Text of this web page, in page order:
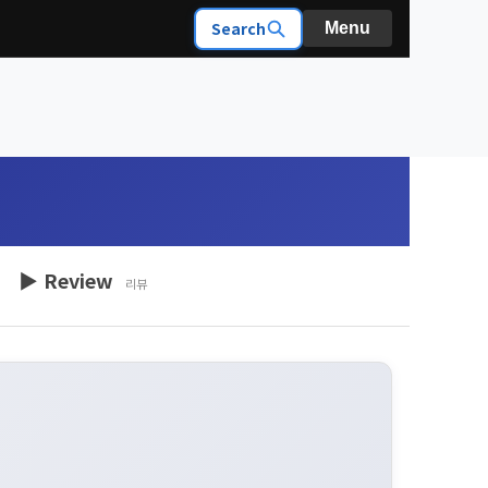
Search Menu
▶ Review 리뷰